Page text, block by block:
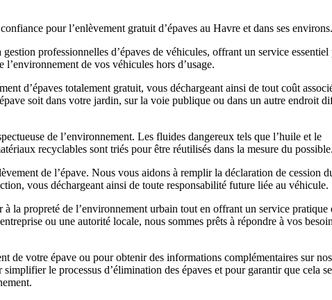
pour l’enlèvement gratuit d’épaves au Havre et dans ses environs.
professionnelles d’épaves de véhicules, offrant un service essentiel
l’environnement de vos véhicules hors d’usage.
d’épaves totalement gratuit, vous déchargeant ainsi de tout coût
soit dans votre jardin, sur la voie publique ou dans un autre endroit
de l’environnement. Les fluides dangereux tels que l’huile et le
recyclables sont triés pour être réutilisés dans la mesure du possible.
de l’épave. Nous vous aidons à remplir la déclaration de cession
vous déchargeant ainsi de toute responsabilité future liée au véhicule.
la propreté de l’environnement urbain tout en offrant un service pratique
ou une autorité locale, nous sommes prêts à répondre à vos
de votre épave ou pour obtenir des informations complémentaires sur nos
le processus d’élimination des épaves et pour garantir que cela